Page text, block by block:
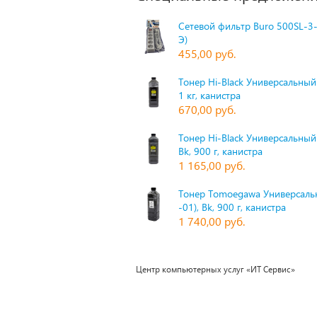
Сетевой фильтр Buro 500SL-
Э)
455,00 руб.
Тонер Hi-Black
1 кг, канистра
670,00 руб.
Тонер Hi-Black
Bk, 900 г, канистра
1 165,00 руб.
Тонер Tomoegawa
-01), Bk, 900 г, канистра
1 740,00 руб.
Центр компьютерных услуг «ИТ Сервис»